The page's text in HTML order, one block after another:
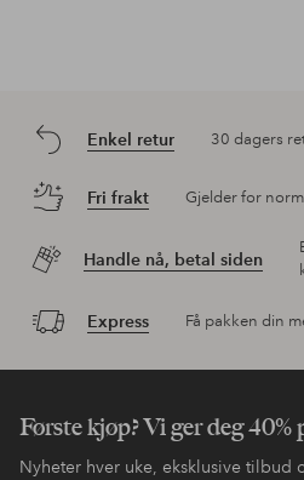
Enkel retur 30 dagers
Fri frakt Gjelder for
Handle nå, betal siden
Express Få pakken din
Første kjøp? Vi ger deg 40%
Nyheter hver uke, eksklusive tilbud